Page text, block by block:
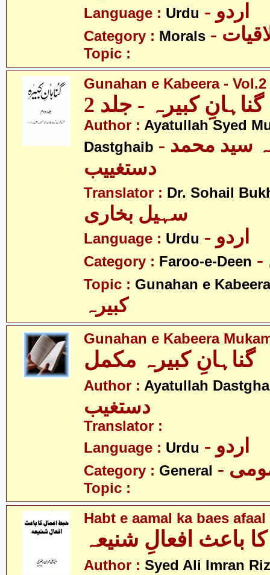
Language : Urdu - اردو
Category : Morals
Topic :
Gunahan e Kabeera - Vol.2
گناہانِ کبیرہ - جلد 2
Author : Ayatullah Syed
Dastghaib - آیت اللہ سید محمد
دستغییب
Translator : Dr. Sohail
سہیل بخاری
Language : Urdu - اردو
Category : Faroo-e-Deen
Topic : Gunahan e Kabeera
کبیرہ
Gunahan e Kabeera
گناہانِ کبیرہ مکمل
Author : Ayatullah
دستغیب
Translator :
Language : Urdu - اردو
Category : General
Topic :
Habt e aamal ka baes
باعث افعالِ شنیعہ
Author : Syed Ali Imran